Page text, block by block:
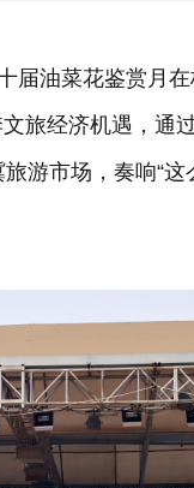
届油菜花鉴赏月
旅经济机遇，通
游市场，奏响“这